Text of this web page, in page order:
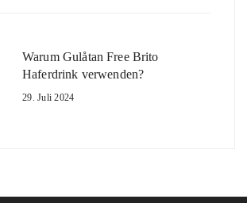
Warum Gulåtan Free Brito
Haferdrink verwenden?
29. Juli 2024